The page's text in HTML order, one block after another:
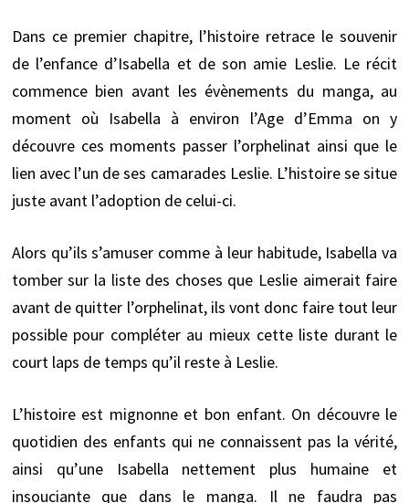
Dans ce premier chapitre, l’histoire retrace le souvenir
de l’enfance d’Isabella et de son amie Leslie. Le récit
commence bien avant les évènements du manga, au
moment où Isabella à environ l’Age d’Emma on y
découvre ces moments passer l’orphelinat ainsi que le
lien avec l’un de ses camarades Leslie. L’histoire se situe
juste avant l’adoption de celui-ci.
Alors qu’ils s’amuser comme à leur habitude, Isabella va
tomber sur la liste des choses que Leslie aimerait faire
avant de quitter l’orphelinat, ils vont donc faire tout leur
possible pour compléter au mieux cette liste durant le
court laps de temps qu’il reste à Leslie.
L’histoire est mignonne et bon enfant. On découvre le
quotidien des enfants qui ne connaissent pas la vérité,
ainsi qu’une Isabella nettement plus humaine et
insouciante que dans le manga. Il ne faudra pas